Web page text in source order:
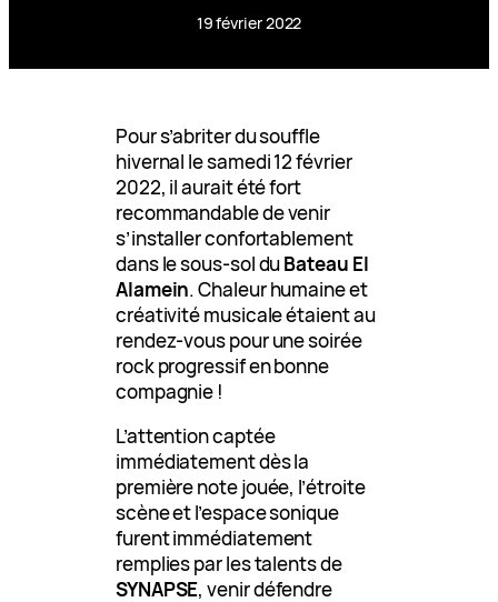
19 février 2022
Pour s’abriter du souffle
hivernal le samedi 12 février
2022, il aurait été fort
recommandable de venir
s’installer confortablement
dans le sous-sol duBateau El
Alamein. Chaleur humaine et
créativité musicale étaient au
rendez-vous pour une soirée
rock progressif en bonne
compagnie !
L’attention captée
immédiatement dès la
première note jouée, l’étroite
scène et l’espace sonique
furent immédiatement
remplies par les talents de
SYNAPSE, venir défendre